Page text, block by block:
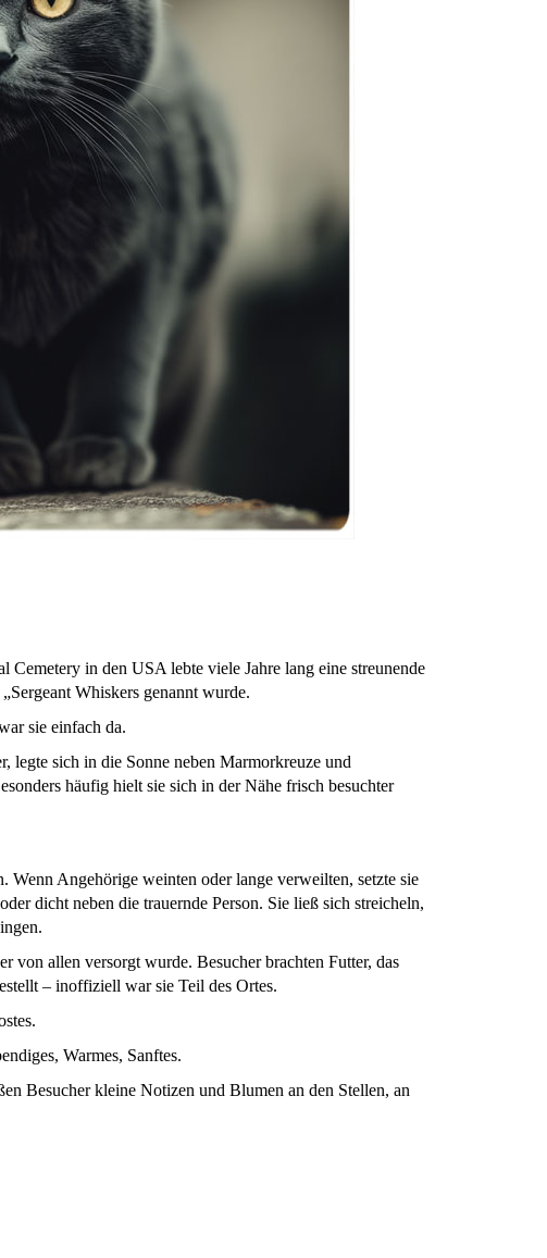
in den USA lebte viele Jahre lang eine streunende
Whiskers genannt wurde.
sie einfach da.
legte sich in die Sonne neben Marmorkreuze und
häufig hielt sie sich in der Nähe frisch besuchter
Wenn Angehörige weinten oder lange verweilten, setzte sie
dicht neben die trauernde Person. Sie ließ sich streicheln,
von allen versorgt wurde. Besucher brachten Futter, das
– inoffiziell war sie Teil des Ortes.
Warmes, Sanftes.
Besucher kleine Notizen und Blumen an den Stellen, an